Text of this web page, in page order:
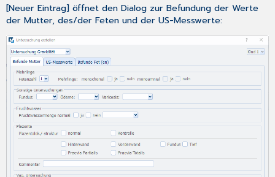
[Neuer Eintrag] öffnet den Dialog zur Befundung der Werte
der Mutter, des/der Feten und der US-Messwerte: